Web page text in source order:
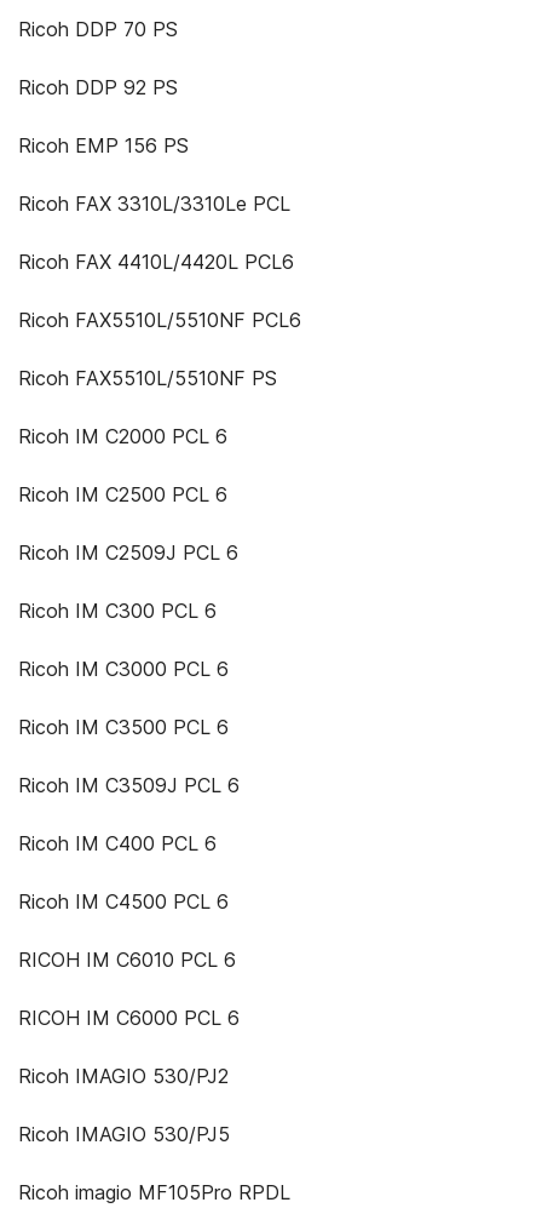
Ricoh DDP 70 PS
Ricoh DDP 92 PS
Ricoh EMP 156 PS
Ricoh FAX 3310L/3310Le PCL
Ricoh FAX 4410L/4420L PCL6
Ricoh FAX5510L/5510NF PCL6
Ricoh FAX5510L/5510NF PS
Ricoh IM C2000 PCL 6
Ricoh IM C2500 PCL 6
Ricoh IM C2509J PCL 6
Ricoh IM C300 PCL 6
Ricoh IM C3000 PCL 6
Ricoh IM C3500 PCL 6
Ricoh IM C3509J PCL 6
Ricoh IM C400 PCL 6
Ricoh IM C4500 PCL 6
RICOH IM C6010 PCL 6
RICOH IM C6000 PCL 6
Ricoh IMAGIO 530/PJ2
Ricoh IMAGIO 530/PJ5
Ricoh imagio MF105Pro RPDL